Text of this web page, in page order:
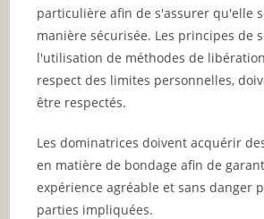
particulière afin de s'assurer qu'elle
manière sécurisée. Les principes de
l'utilisation de méthodes de
respect des limites personnelles,
être respectés.
Les dominatrices doivent acquérir
en matière de bondage afin de
expérience agréable et sans danger
parties impliquées.